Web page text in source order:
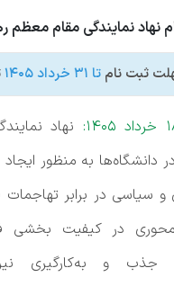
نهاد نمایندگی مقام معظم
ثبت نام تا 31 خرداد 1405
نهاد
دانشگاه‌ها به منظور
و سیاسی در برابر تهاجمات
در کیفیت بخشی
جذب و به‌کارگیری